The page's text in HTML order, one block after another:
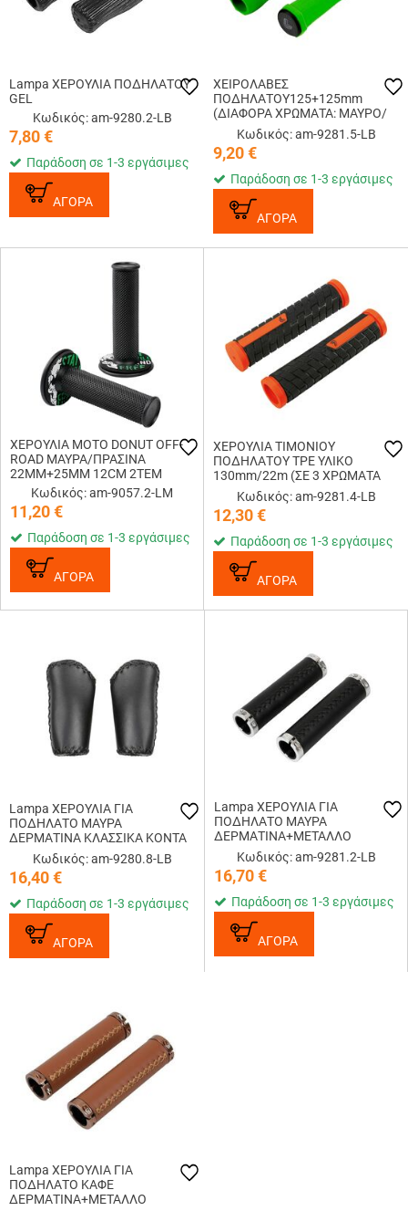
Lampa ΧΕΡΟΥΛΙΑ ΠΟΔΗΛΑΤΟΥ
GEL
Κωδικός: am-9280.2-LB
7,80€
Παράδοση σε 1-3 εργάσιμες
ΑΓΟΡΑ
ΧΕΙΡΟΛΑΒΕΣ
ΠΟΔΗΛΑΤΟΥ125+125mm
(ΔΙΑΦΟΡΑ ΧΡΩΜΑΤΑ: ΜΑΥΡΟ/
ΠΡΑΣΙΝΟ/ΠΟΡΤΟΚΑΛΙ/
ΚΟΚΚΙΝΟ) EVA - 2ΤΕΜ
Κωδικός: am-9281.5-LB
9,20€
Παράδοση σε 1-3 εργάσιμες
ΑΓΟΡΑ
ΧΕΡΟΥΛΙΑ MOTO DONUT OFF-
ROAD ΜΑΥΡΑ/ΠΡΑΣΙΝΑ
22MM+25MM 12CM 2ΤΕΜ
Κωδικός: am-9057.2-LM
11,20€
Παράδοση σε 1-3 εργάσιμες
ΑΓΟΡΑ
ΧΕΡΟΥΛΙΑ ΤΙΜΟΝΙΟΥ
ΠΟΔΗΛΑΤΟΥ TPE ΥΛΙΚΟ
130mm/22m (ΣΕ 3 ΧΡΩΜΑΤΑ
ΜΠΛΕ/ΓΚΡΙ/ΠΟΡΤΟΚΑΛΙ)
TECHNO LAMPA - 2 ΤΕΜ
Κωδικός: am-9281.4-LB
12,30€
Παράδοση σε 1-3 εργάσιμες
ΑΓΟΡΑ
Lampa ΧΕΡΟΥΛΙΑ ΓΙΑ
ΠΟΔΗΛΑΤΟ ΜΑΥΡΑ
ΔΕΡΜΑΤΙΝΑ ΚΛΑΣΣΙΚΑ ΚΟΝΤΑ
92ΜΜ+92ΜΜ
Κωδικός: am-9280.8-LB
16,40€
Παράδοση σε 1-3 εργάσιμες
ΑΓΟΡΑ
Lampa ΧΕΡΟΥΛΙΑ ΓΙΑ
ΠΟΔΗΛΑΤΟ ΜΑΥΡΑ
ΔΕΡΜΑΤΙΝΑ+ΜΕΤΑΛΛΟ
ΚΛΑΣΣΙΚΑ 127ΜΜ+127ΜΜ
Κωδικός: am-9281.2-LB
16,70€
Παράδοση σε 1-3 εργάσιμες
ΑΓΟΡΑ
Lampa ΧΕΡΟΥΛΙΑ ΓΙΑ
ΠΟΔΗΛΑΤΟ ΚΑΦΕ
ΔΕΡΜΑΤΙΝΑ+ΜΕΤΑΛΛΟ